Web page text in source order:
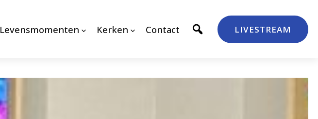
Levensmomenten Kerken Contact LIVESTREAM